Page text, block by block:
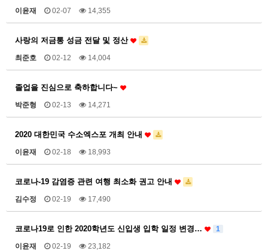
이윤재 02-07 14,355
사랑의 저금통 성금 전달 및 정산
최준호 02-12 14,004
졸업을 진심으로 축하합니다~
박준형 02-13 14,271
2020 대한민국 수소엑스포 개최 안내
이윤재 02-18 18,993
코로나-19 감염증 관련 여행 최소화 권고 안내
김수정 02-19 17,490
코로나19로 인한 2020학년도 신입생 입학 일정 변경… 1
이윤재 02-19 23,182